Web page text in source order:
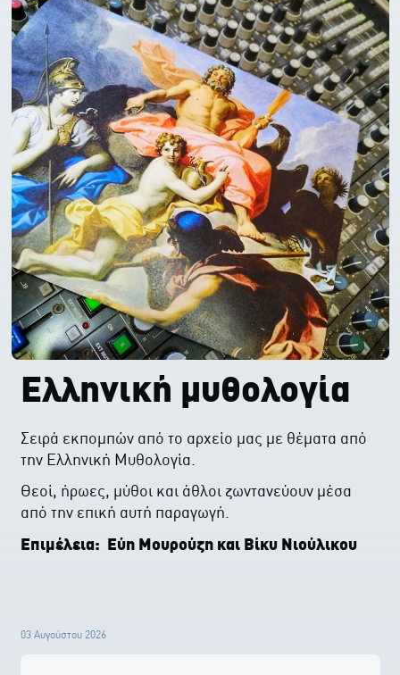
Ελληνική μυθολογία
Σειρά εκπομπών από το αρχείο μας με θέματα από
την Ελληνική Μυθολογία.
Θεοί, ήρωες, μύθοι και άθλοι ζωντανεύουν μέσα
από την επική αυτή παραγωγή.
Επιμέλεια: Εύη Μουρούζη και Βίκυ Νιούλικου
03 Αυγούστου 2026